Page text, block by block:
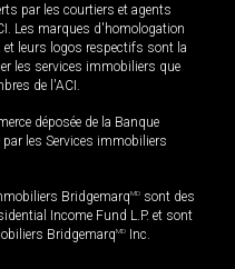
par les courtiers et agents
Les marques d'homologation
leurs logos respectifs sont la
les services immobiliers que
de l'ACI.
déposée de la Banque
les Services immobiliers
BridgemarqMD sont des
Income Fund L.P. et sont
BridgemarqMD Inc.